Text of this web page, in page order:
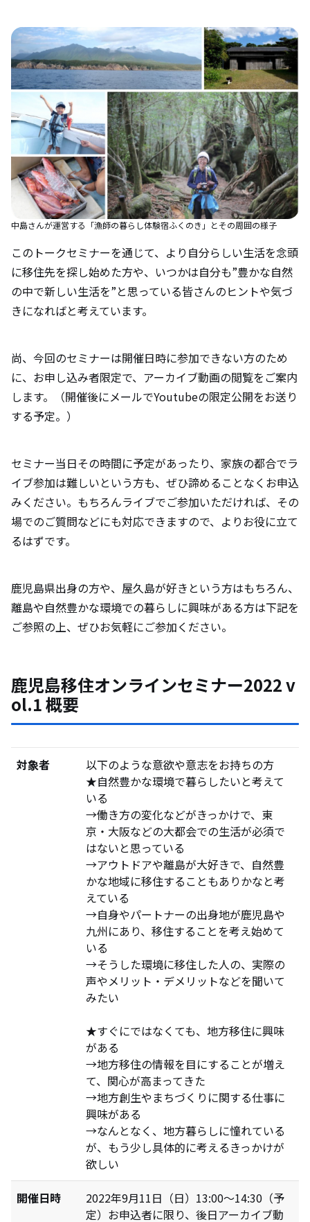
中島さんが運営する「漁師の暮らし体験宿ふくのき」とその周囲の様子
このトークセミナーを通じて、より自分らしい生活を念頭
に移住先を探し始めた方や、いつかは自分も”豊かな自然
の中で新しい生活を”と思っている皆さんのヒントや気づ
きになればと考えています。
尚、今回のセミナーは開催日時に参加できない方のため
に、お申し込み者限定で、アーカイブ動画の閲覧をご案内
します。（開催後にメールでYoutubeの限定公開をお送り
する予定。）
セミナー当日その時間に予定があったり、家族の都合でラ
イブ参加は難しいという方も、ぜひ諦めることなくお申込
みください。もちろんライブでご参加いただければ、その
場でのご質問などにも対応できますので、よりお役に立て
るはずです。
鹿児島県出身の方や、屋久島が好きという方はもちろん、
離島や自然豊かな環境での暮らしに興味がある方は下記を
ご参照の上、ぜひお気軽にご参加ください。
鹿児島移住オンラインセミナー2022 v
ol.1 概要
対象者
以下のような意欲や意志をお持ちの方
★自然豊かな環境で暮らしたいと考えて
いる
→働き方の変化などがきっかけで、東
京・大阪などの大都会での生活が必須で
はないと思っている
→アウトドアや離島が大好きで、自然豊
かな地域に移住することもありかなと考
えている
→自身やパートナーの出身地が鹿児島や
九州にあり、移住することを考え始めて
いる
→そうした環境に移住した人の、実際の
声やメリット・デメリットなどを聞いて
みたい
★すぐにではなくても、地方移住に興味
がある
→地方移住の情報を目にすることが増え
て、関心が高まってきた
→地方創生やまちづくりに関する仕事に
興味がある
→なんとなく、地方暮らしに憧れている
が、もう少し具体的に考えるきっかけが
欲しい
開催日時
2022年9月11日（日）13:00～14:30（予
定）お申込者に限り、後日アーカイブ動